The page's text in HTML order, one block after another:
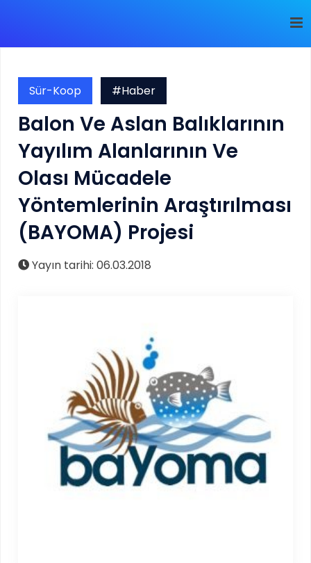
Sür-Koop #Haber
Balon Ve Aslan Balıklarının
Yayılım Alanlarının Ve
Olası Mücadele
Yöntemlerinin Araştırılması
(BAYOMA) Projesi
Yayın tarihi: 06.03.2018